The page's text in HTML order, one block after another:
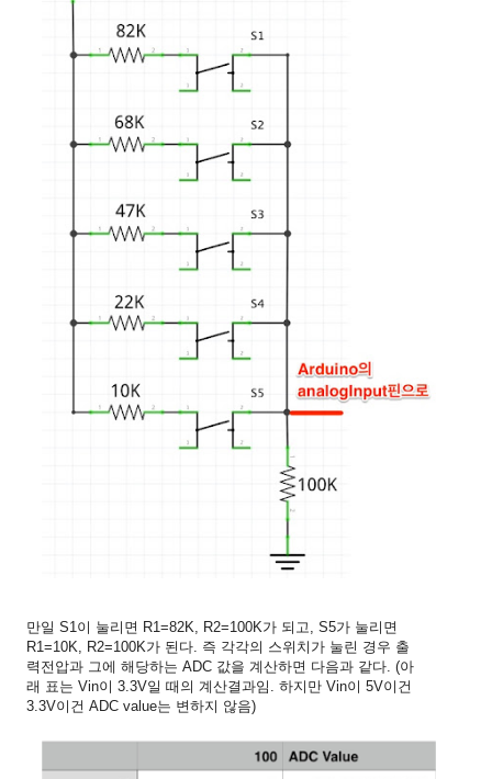
만일 S1이 눌리면 R1=82K, R2=100K가 되고, S5가 눌리면
R1=10K, R2=100K가 된다. 즉 각각의 스위치가 눌린 경우 출
력전압과 그에 해당하는 ADC 값을 계산하면 다음과 같다. (아
래 표는 Vin이 3.3V일 때의 계산결과임. 하지만 Vin이 5V이건
3.3V이건 ADC value는 변하지 않음)